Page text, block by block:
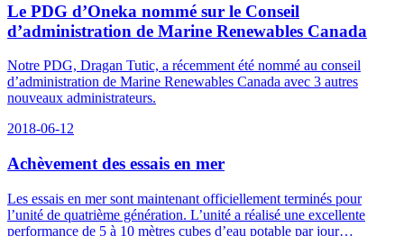
Le PDG d’Oneka nommé sur le Conseil
d’administration de Marine Renewables Canada
Notre PDG, Dragan Tutic, a récemment été nommé au conseil
d’administration de Marine Renewables Canada avec 3 autres
nouveaux administrateurs.
2018-06-12
Achèvement des essais en mer
Les essais en mer sont maintenant officiellement terminés pour
l’unité de quatrième génération. L’unité a réalisé une excellente
performance de 5 à 10 mètres cubes d’eau potable par jour…